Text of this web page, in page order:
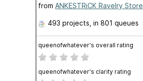
from ANKESTRiCK Ravelry Store
493 projects , in 801 queues
queenofwhatever's overall rating
queenofwhatever's clarity rating